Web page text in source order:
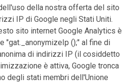
della nostra offerta del sito
IP di Google negli Stati Uniti.
sito internet Google Analytics è
"gat._anonymizeIp ();" al fine di
di indirizzi IP (il cosiddetto
è attiva, Google tronca
degli stati membri dell'Unione